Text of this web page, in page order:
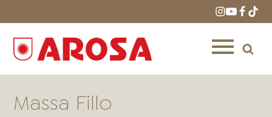
Massa Fillo